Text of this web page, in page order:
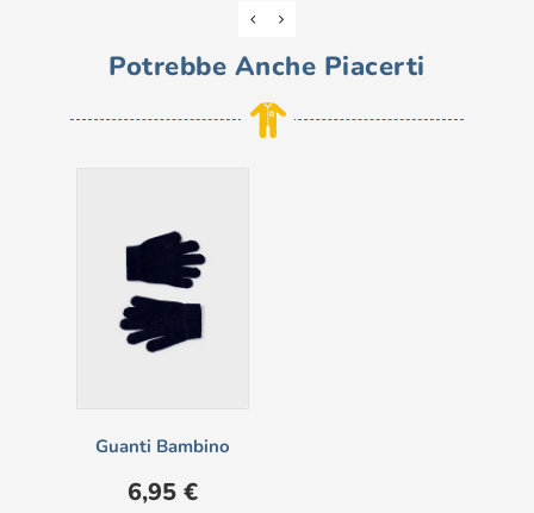
Potrebbe Anche Piacerti
Guanti Bambino
Prezzo
6,95 €